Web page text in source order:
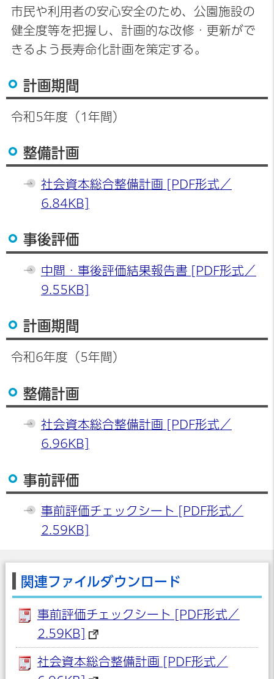
市民や利用者の安心安全のため、公園施設の
健全度等を把握し、計画的な改修・更新がで
きるよう長寿命化計画を策定する。
計画期間
令和5年度（1年間）
整備計画
社会資本総合整備計画 [PDF形式／
6.84KB]
事後評価
中間・事後評価結果報告書 [PDF形式／
9.55KB]
計画期間
令和6年度（5年間）
整備計画
社会資本総合整備計画 [PDF形式／
6.96KB]
事前評価
事前評価チェックシート [PDF形式／
2.59KB]
関連ファイルダウンロード
事前評価チェックシート [PDF形式／
2.59KB]
社会資本総合整備計画 [PDF形式／